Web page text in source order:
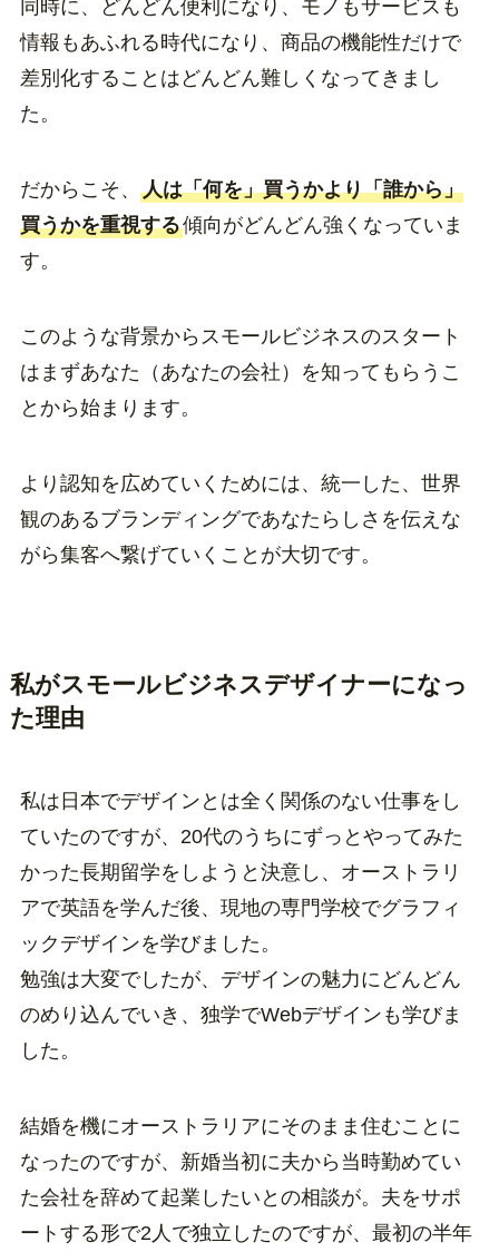
同時に、どんどん便利になり、モノもサービスも
情報もあふれる時代になり、商品の機能性だけで
差別化することはどんどん難しくなってきまし
た。
だからこそ、 人は「何を」買うかより「誰から」
買うかを重視する傾向がどんどん強くなっていま
す。
このような背景からスモールビジネスのスタート
はまずあなた（あなたの会社）を知ってもらうこ
とから始まります。
より認知を広めていくためには、統一した、世界
観のあるブランディングであなたらしさを伝えな
がら集客へ繋げていくことが大切です。
私がスモールビジネスデザイナーになっ
た理由
私は日本でデザインとは全く関係のない仕事をし
ていたのですが、20代のうちにずっとやってみた
かった長期留学をしようと決意し、オーストラリ
アで英語を学んだ後、現地の専門学校でグラフィ
ックデザインを学びました。
勉強は大変でしたが、デザインの魅力にどんどん
のめり込んでいき、独学でWebデザインも学びま
した。
結婚を機にオーストラリアにそのまま住むことに
なったのですが、新婚当初に夫から当時勤めてい
た会社を辞めて起業したいとの相談が。夫をサポ
ートする形で2人で独立したのですが、最初の半年